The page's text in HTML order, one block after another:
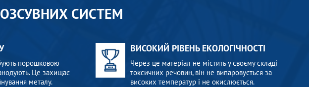
СИСТЕМ
порошковою
Це захищає
металу.
ВИСОКИЙ РІВЕНЬ ЕКОЛОГІЧНОСТІ
Через це матеріал не містить у своєму складі
токсичних речовин, він не випаровується за
високих температур і не окислюється.